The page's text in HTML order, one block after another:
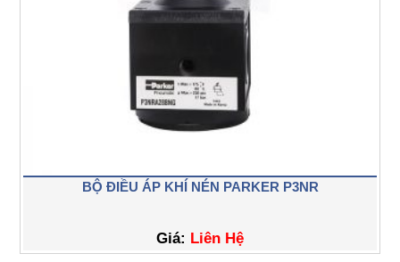
BỘ ĐIỀU ÁP KHÍ NÉN PARKER P3NR
Giá: Liên Hệ